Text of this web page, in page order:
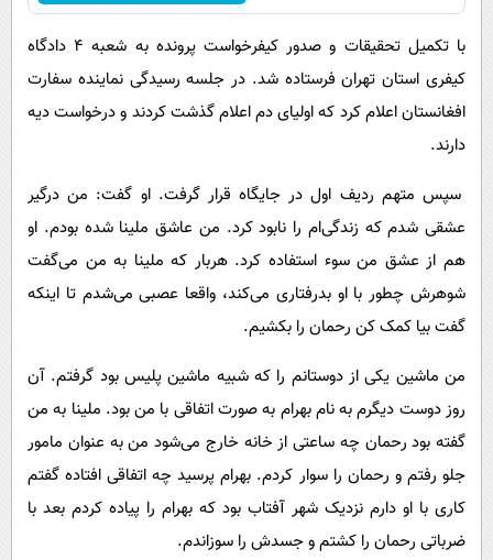
با تکمیل تحقیقات و صدور کیفرخواست پرونده به شعبه 4 دادگاه
کیفری استان تهران فرستاده شد. در جلسه رسیدگی نماینده سفارت
افغانستان اعلام کرد که اولیای دم اعلام گذشت کردند و درخواست دیه
دارند.
سپس متهم ردیف اول در جایگاه قرار گرفت. او گفت: من درگیر
عشقی شدم که زندگی‌ام را نابود کرد. من عاشق ملینا شده بودم. او
هم از عشق من سوء استفاده کرد. هربار که ملینا به من می‌گفت
شوهرش چطور با او بدرفتاری می‌کند، واقعا عصبی می‌شدم تا اینکه
گفت بیا کمک کن رحمان را بکشیم.
من ماشین یکی از دوستانم را که شبیه ماشین پلیس بود گرفتم. آن
روز دوست دیگرم به نام بهرام به صورت اتفاقی با من بود. ملینا به من
گفته بود رحمان چه ساعتی از خانه خارج می‌شود من به عنوان مامور
جلو رفتم و رحمان را سوار کردم. بهرام پرسید چه اتفاقی افتاده گفتم
کاری با او دارم نزدیک شهر آفتاب بود که بهرام را پیاده کردم بعد با
ضرباتی رحمان را کشتم و جسدش را سوزاندم.